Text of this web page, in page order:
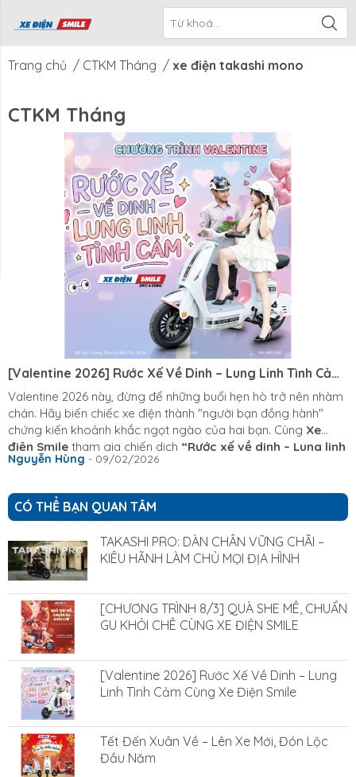
Xe Điện
Smile
CTKM Tháng Blog
Trang chủ / CTKM Tháng / xe điện takashi mono
CTKM Tháng
[Valentine 2026] Rước Xế Về Dinh – Lung Linh Tình Cảm
Cùng Xe Điện Smile
Valentine 2026 này, đừng để những buổi hẹn hò trở nên nhàm
chán. Hãy biến chiếc xe điện thành "người bạn đồng hành"
chứng kiến khoảnh khắc ngọt ngào của hai bạn. Cùng Xe
điện Smile tham gia chiến dịch “Rước xế về dinh – Lung linh
tình cảm”để nhận ngay Combo quà tặng: Voucher độ tem
chất. Xe êm, xế xinh, tình mình thêm lung linh!
Nguyễn Hùng - 09/02/2026
CÓ THỂ BẠN QUAN TÂM
TAKASHI PRO: DÀN CHÂN VỮNG CHÃI –
KIÊU HÃNH LÀM CHỦ MỌI ĐỊA HÌNH
[CHƯƠNG TRÌNH 8/3] QUÀ SHE MÊ, CHUẨN
GU KHỎI CHÊ CÙNG XE ĐIỆN SMILE
[Valentine 2026] Rước Xế Về Dinh – Lung
Linh Tình Cảm Cùng Xe Điện Smile
Tết Đến Xuân Về – Lên Xe Mới, Đón Lộc
Đầu Năm